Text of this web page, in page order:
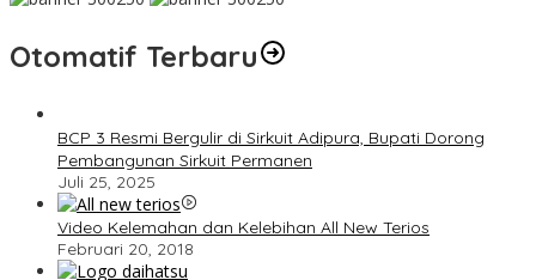
Otomatif Terbaru
BCP 3 Resmi Bergulir di Sirkuit Adipura, Bupati Dorong
Pembangunan Sirkuit Permanen
Juli 25, 2025
Video Kelemahan dan Kelebihan All New Terios
Februari 20, 2018